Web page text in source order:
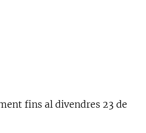
fins al divendres 23 de